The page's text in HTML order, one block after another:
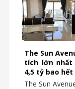
The Sun
tích lớn nhất
4,5 tỷ bao hết
The Sun